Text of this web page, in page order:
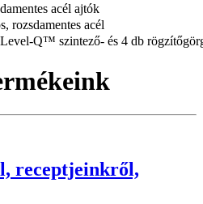
acél ajtók
rozsdamentes acél
Q™ szintező- és 4 db
receptjeinkről,